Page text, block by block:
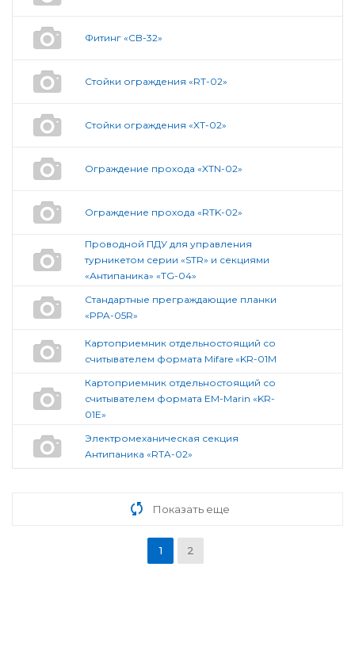
Фитинг «CB-32»
Стойки ограждения «RT-02»
Стойки ограждения «XT-02»
Ограждение прохода «XTN-02»
Ограждение прохода «RTK-02»
Проводной ПДУ для управления
турникетом серии «STR» и секциями
«Антипаника» «TG-04»
Стандартные преграждающие планки
«PPA-05R»
Картоприемник отдельностоящий со
считывателем формата Mifare «KR-01M
Картоприемник отдельностоящий со
считывателем формата EM-Marin «KR-
01E»
Электромеханическая секция
Антипаника «RTA-02»
Показать еще
1 2